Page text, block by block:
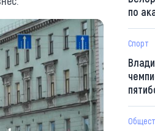
по
Спорт